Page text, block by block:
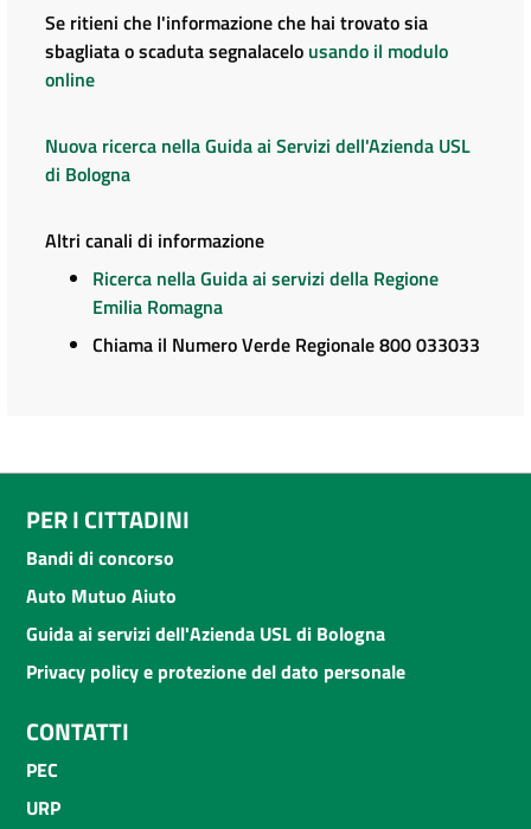
Se ritieni che l'informazione che hai trovato sia
sbagliata o scaduta segnalacelo usando il modulo
online
Nuova ricerca nella Guida ai Servizi dell'Azienda USL
di Bologna
Altri canali di informazione
Ricerca nella Guida ai servizi della Regione
Emilia Romagna
Chiama il Numero Verde Regionale 800 033033
PER I CITTADINI
Bandi di concorso
Auto Mutuo Aiuto
Guida ai servizi dell'Azienda USL di Bologna
Privacy policy e protezione del dato personale
CONTATTI
PEC
URP